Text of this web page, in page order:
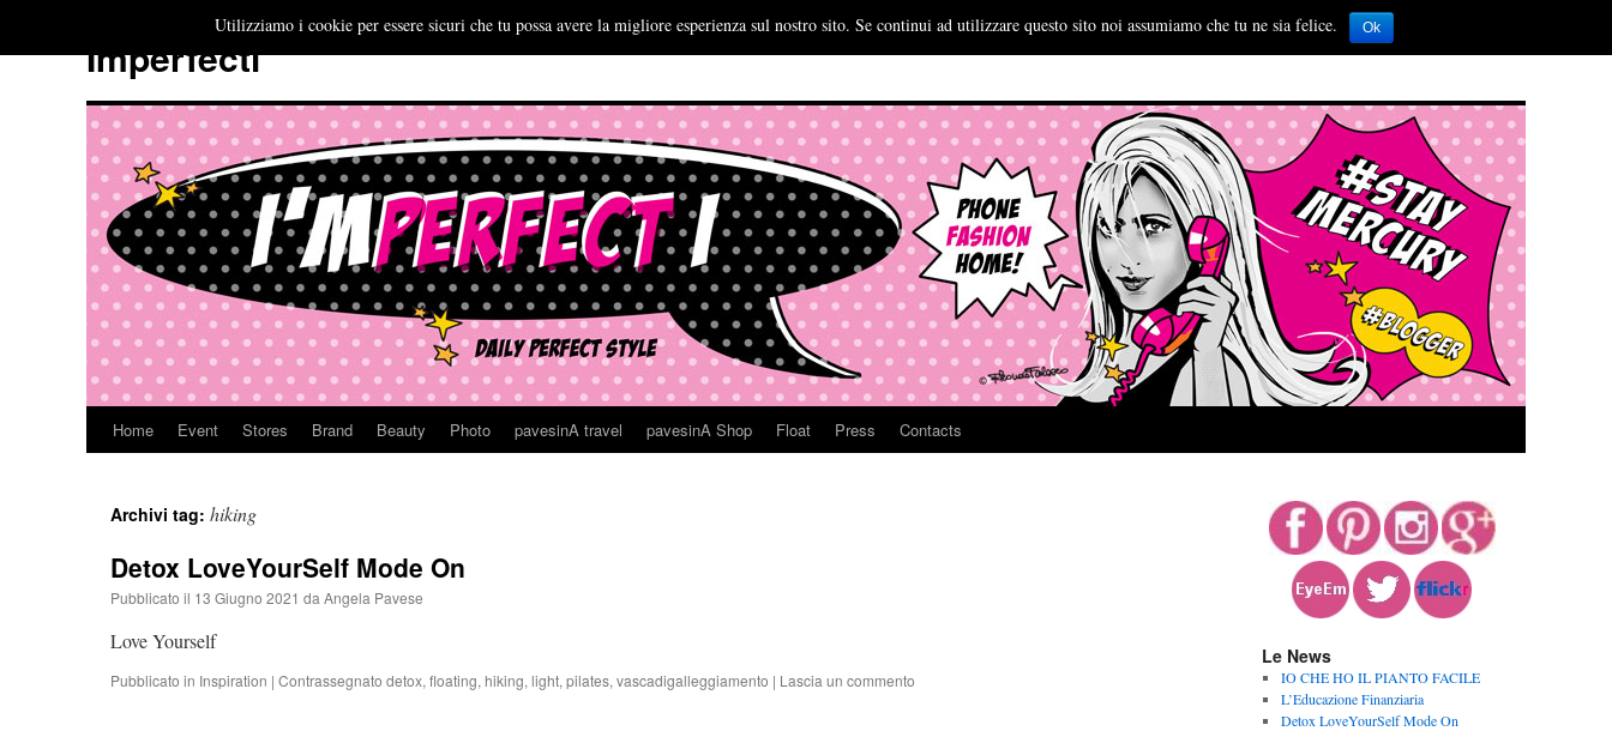
Imperfecti
Vai
contenuto
Home Event Stores Brand Beauty Photo pavesinA travel pavesinA Shop Float Press Contacts
Archivi tag: hiking
Detox LoveYourSelf Mode On
Pubblicato il 13 Giugno 2021 da Angela Pavese
Love Yourself
Pubblicato in Inspiration | Contrassegnato detox, floating, hiking, light, pilates, vascadigalleggiamento | Lascia un commento
Le News
IO CHE HO IL PIANTO FACILE
L’Educazione Finanziaria
Detox LoveYourSelf Mode On
Utilizziamo i cookie per essere sicuri che tu possa avere la migliore esperienza sul nostro sito. Se continui ad utilizzare questo sito noi assumiamo che tu ne sia felice. Ok